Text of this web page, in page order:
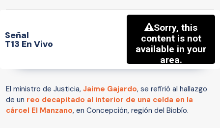
Señal
T13 En Vivo
El ministro de Justicia, Jaime Gajardo, se refirió al hallazgo
de un reo decapitado al interior de una celda en la
cárcel El Manzano, en Concepción, región del Biobío.